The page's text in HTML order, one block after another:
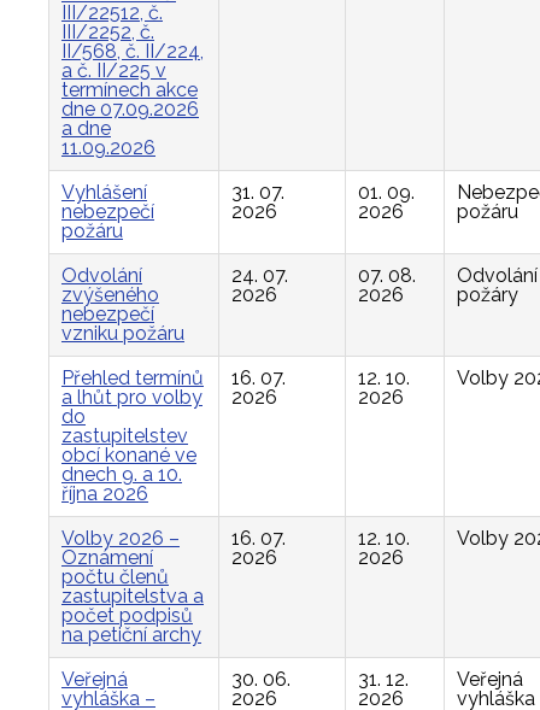
III/22512, č.
III/2252, č.
II/568, č. II/224,
a č. II/225 v
termínech akce
dne 07.09.2026
a dne
11.09.2026
Vyhlášení
nebezpečí
požáru
31. 07.
2026
01. 09.
2026
požáru
Odvolání
zvýšeného
nebezpečí
vzniku požáru
24. 07.
2026
07. 08.
2026
Odvolání
požáry
Přehled termínů
a lhůt pro volby
do
zastupitelstev
obcí konané ve
dnech 9. a 10.
října 2026
16. 07.
2026
12. 10.
2026
Volby
Volby 2026 –
Oznámení
počtu členů
zastupitelstva a
počet podpisů
na petiční archy
16. 07.
2026
12. 10.
2026
Volby
Veřejná
vyhláška –
30. 06.
2026
31. 12.
2026
Veřejná
vyhláška